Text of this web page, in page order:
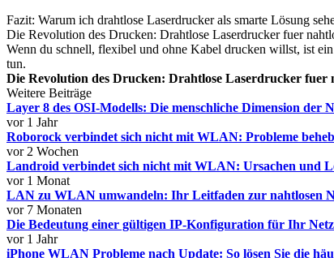
Fazit: Warum ich drahtlose Laserdrucker als smarte Lösung
Die Revolution des Drucken: Drahtlose Laserdrucker fuer
Wenn du schnell, flexibel und ohne Kabel drucken willst, ist
tun.
Die Revolution des Drucken: Drahtlose Laserdrucker fuer
Weitere Beiträge
Layer 8 des OSI-Modells: Die menschliche Dimension der
vor 1 Jahr
Roborock verbindet sich nicht mit WLAN: Probleme
vor 2 Wochen
Landroid verbindet sich nicht mit WLAN: Ursachen und
vor 1 Monat
LAN zu WLAN umwandeln: Ihr Leitfaden zur nahtlosen
vor 7 Monaten
Die Bedeutung einer gültigen IP-Konfiguration für Ihr
vor 1 Jahr
iPhone WLAN Probleme nach Update: So lösen Sie die